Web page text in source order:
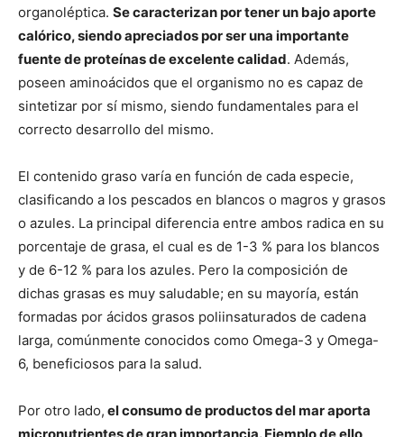
organoléptica. Se caracterizan por tener un bajo aporte
calórico, siendo apreciados por ser una importante
fuente de proteínas de excelente calidad. Además,
poseen aminoácidos que el organismo no es capaz de
sintetizar por sí mismo, siendo fundamentales para el
correcto desarrollo del mismo.
El contenido graso varía en función de cada especie,
clasificando a los pescados en blancos o magros y grasos
o azules. La principal diferencia entre ambos radica en su
porcentaje de grasa, el cual es de 1-3 % para los blancos
y de 6-12 % para los azules. Pero la composición de
dichas grasas es muy saludable; en su mayoría, están
formadas por ácidos grasos poliinsaturados de cadena
larga, comúnmente conocidos como Omega-3 y Omega-
6, beneficiosos para la salud.
Por otro lado, el consumo de productos del mar aporta